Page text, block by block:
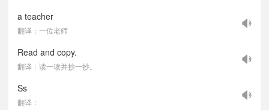
a teacher
翻译：一位老师
Read and copy.
翻译：读一读并抄一抄。
Ss
翻译：